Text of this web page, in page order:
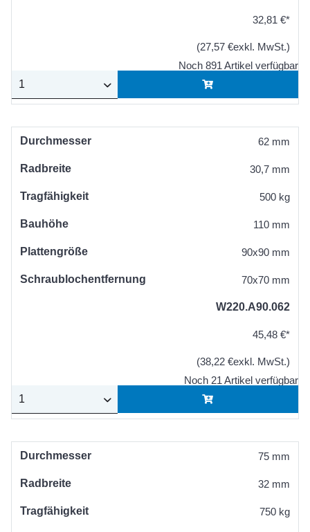
32,81 €*
(27,57 €exkl. MwSt.)
Noch 891 Artikel verfügbar
Durchmesser 62 mm
Radbreite 30,7 mm
Tragfähigkeit 500 kg
Bauhöhe 110 mm
Plattengröße 90x90 mm
Schraublochentfernung 70x70 mm
W220.A90.062
45,48 €*
(38,22 €exkl. MwSt.)
Noch 21 Artikel verfügbar
Durchmesser 75 mm
Radbreite 32 mm
Tragfähigkeit 750 kg